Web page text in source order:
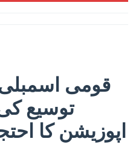
توسیع
اپوزیشن کا